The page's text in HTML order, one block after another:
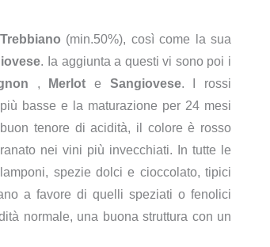
Trebbiano (min.50%), così come la sua
. Ia aggiunta a questi vi sono poi i
, Merlot e Sangiovese. I rossi
basse e la maturazione per 24 mesi
tenore di acidità, il colore è rosso
nei vini più invecchiati. In tutte le
spezie dolci e cioccolato, tipici
a favore di quelli speziati o fenolici
normale, una buona struttura con un